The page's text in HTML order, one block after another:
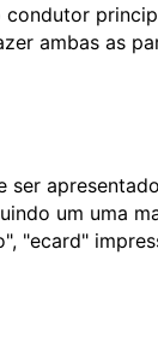
ambas as
um uma
"ecard"